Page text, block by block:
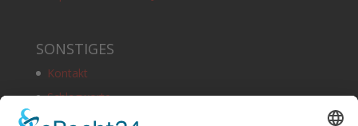
SONSTIGES
Kontakt
Schlagworte
Impressum